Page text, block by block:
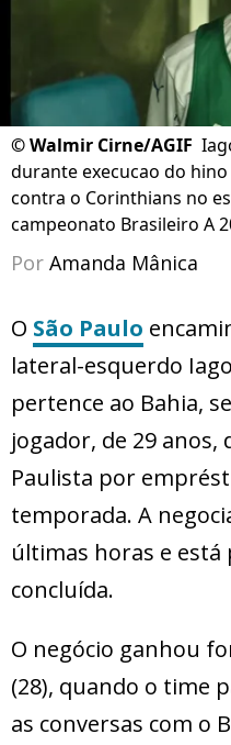
©Walmir Cirne/AGIF
durante execucao do
contra o Corinthians no
campeonato Brasileiro A
Por Amanda Mânica
O São Paulo
lateral-esquerdo
pertence ao Bahia,
jogador, de 29 anos,
Paulista por
temporada. A
últimas horas e está
concluída.
O negócio ganhou
(28), quando o time
as conversas com o